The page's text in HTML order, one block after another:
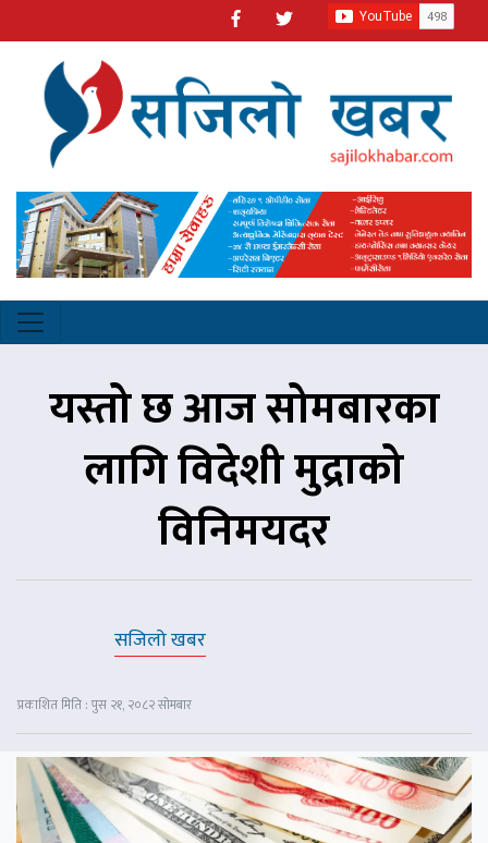
यस्तो छ आज सोमबारका
लागि विदेशी मुद्राको
विनिमयदर
सजिलो खबर
प्रकाशित मिति : पुस २१, २०८२ सोमबार